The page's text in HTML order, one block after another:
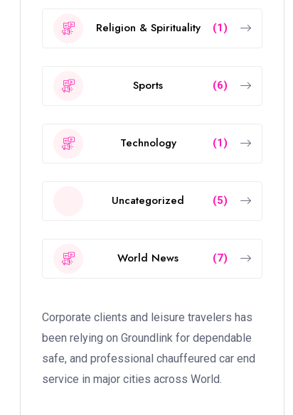
Religion & Spirituality (1)
Sports (6)
Technology (1)
Uncategorized (5)
World News (7)
Corporate clients and leisure travelers has
been relying on Groundlink for dependable
safe, and professional chauffeured car end
service in major cities across World.